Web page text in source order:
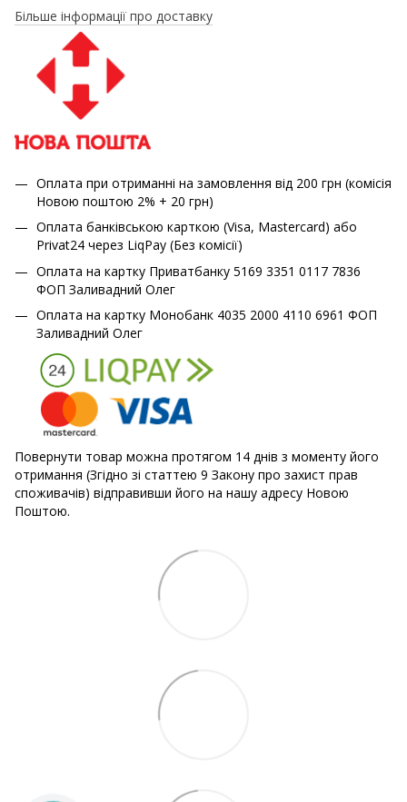
Більше інформації про доставку
Оплата при отриманні на замовлення від 200 грн (комісія
Новою поштою 2% + 20 грн)
Оплата банківською карткою (Visa, Mastercard) або
Privat24 через LiqPay (Без комісії)
Оплата на картку Приватбанку 5169 3351 0117 7836
ФОП Заливадний Олег
Оплата на картку Монобанк 4035 2000 4110 6961 ФОП
Заливадний Олег
Повернути товар можна протягом 14 днів з моменту його
отримання (Згідно зі статтею 9 Закону про захист прав
споживачів) відправивши його на нашу адресу Новою
Поштою.